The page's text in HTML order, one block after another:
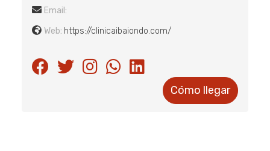
Email:
Web: https://clinicaibaiondo.com/
Cómo llegar